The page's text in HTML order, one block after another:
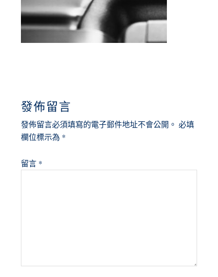
INTERACTIONS
發佈留言
發佈留言必須填寫的電子郵件地址不會公開。 必填
欄位標示為 *
留言 *